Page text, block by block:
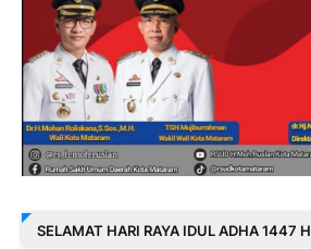
SELAMAT HARI RAYA IDUL ADHA 1447 H